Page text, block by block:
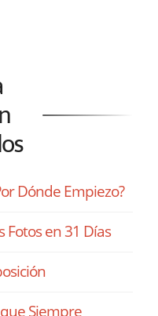
Dónde Empiezo?
en 31 Días
Siempre